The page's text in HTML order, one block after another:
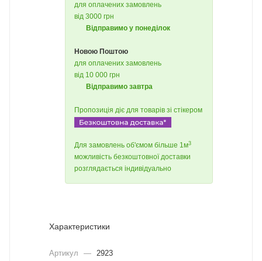
для оплачених замовлень
від 3000 грн
Відправимо у понеділок
Новою Поштою
для оплачених замовлень
від 10 000 грн
Відправимо завтра
Пропозиція діє для товарів зі стікером
Для замовлень об'ємом більше 1м3
можливість безкоштовної доставки
розглядається індивідуально
Характеристики
Артикул —
2923